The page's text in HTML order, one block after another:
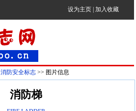
设为主页 加入收藏
消防安全标志>> 图片信息
消防梯